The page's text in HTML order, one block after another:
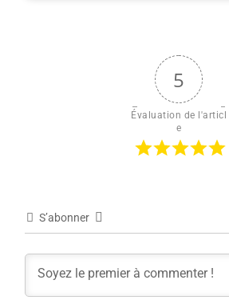
5
Évaluation de l'articl
e
S’abonner